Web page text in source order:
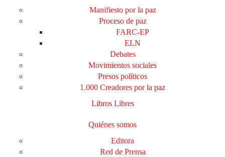
Manifiesto por la paz
Proceso de paz
FARC-EP
ELN
Debates
Movimientos sociales
Presos políticos
1.000 Creadores por la paz
Libros Libres
Quiénes somos
Editora
Red de Prensa